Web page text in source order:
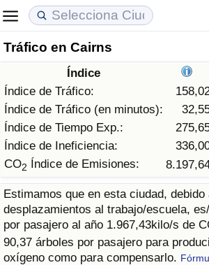
Tráfico en Cairns
Índice
Índice de Tráfico:
Índice de Tráfico (en minutos):
Índice de Tiempo Exp.:
Índice de Ineficiencia:
CO2 Índice de Emisiones:
Estimamos que en esta ciudad, debido
desplazamientos al trabajo/escuela,
por pasajero al año 1.967,43kilo/s de
90,37 árboles por pasajero para
oxígeno como para compensarlo.
Coste de vida
Índice de Costo de Vida (Actual)
Índice de Costo de Vida
Índice de costo de vida por país
en aqaba
Precios de las propiedades
Índice de Precios de Inmuebles
Índice de Precios de Inmuebles
Índice de Precios de Inmuebles por
Calidad de Vida
Índice de Calidad de Vida
Índice de Calidad de Vida (Actual)
Índice de calidad de vida por país
Delincuencia
Calificación del Índice de
(Actual)